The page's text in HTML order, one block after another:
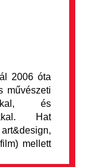
2006 óta
művészeti
és
Hat
mellett